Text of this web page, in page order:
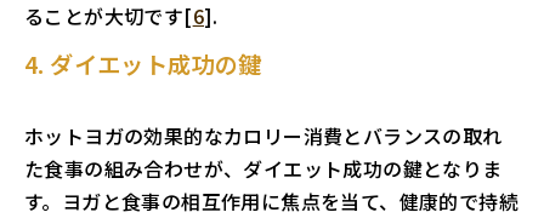
ることが大切です[6].
4. ダイエット成功の鍵
ホットヨガの効果的なカロリー消費とバランスの取れ
た食事の組み合わせが、ダイエット成功の鍵となりま
す。ヨガと食事の相互作用に焦点を当て、健康的で持続